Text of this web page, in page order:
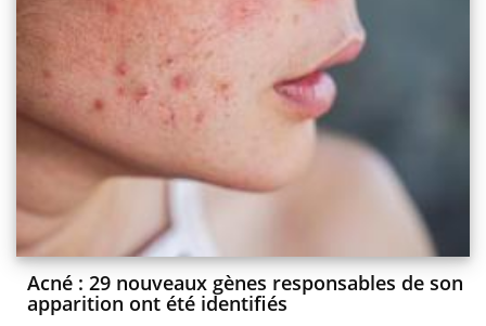
Acné : 29 nouveaux gènes responsables de son
apparition ont été identifiés